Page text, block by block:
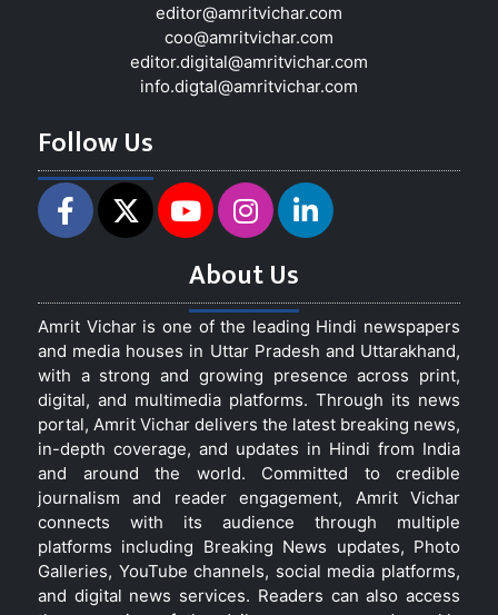
editor@amritvichar.com
coo@amritvichar.com
editor.digital@amritvichar.com
info.digtal@amritvichar.com
Follow Us
About Us
Amrit Vichar is one of the leading Hindi newspapers
and media houses in Uttar Pradesh and Uttarakhand,
with a strong and growing presence across print,
digital, and multimedia platforms. Through its news
portal, Amrit Vichar delivers the latest breaking news,
in-depth coverage, and updates in Hindi from India
and around the world. Committed to credible
journalism and reader engagement, Amrit Vichar
connects with its audience through multiple
platforms including Breaking News updates, Photo
Galleries, YouTube channels, social media platforms,
and digital news services. Readers can also access